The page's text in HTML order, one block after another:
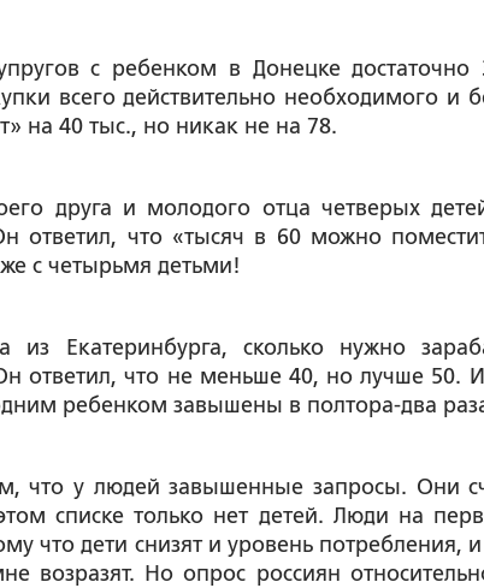
с ребенком в Донецке
всего действительно необходимого и
на 40 тыс., но никак не на 78.
друга и молодого отца четверых
ответил, что «тысяч в 60 можно
с четырьмя детьми!
из Екатеринбурга, сколько нужно
ответил, что не меньше 40, но лучше 50.
ребенком завышены в полтора-два
что у людей завышенные запросы. Они
списке только нет детей. Люди на
что дети снизят и уровень потребления,
возразят. Но опрос россиян